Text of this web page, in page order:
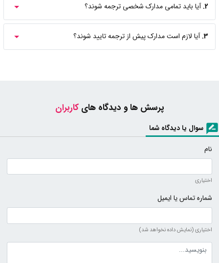
2. آیا باید تمامی مدارک شخصی ترجمه شوند؟
3. آیا لازم است مدارک پیش از ترجمه تایید شوند؟
پرسش ها و دیدگاه هایکاربران
سوال یا دیدگاه شما
نام
اختیاری
شماره تماس یا ایمیل
اختیاری (نمایش داده نخواهد شد)
متن دیدگاه